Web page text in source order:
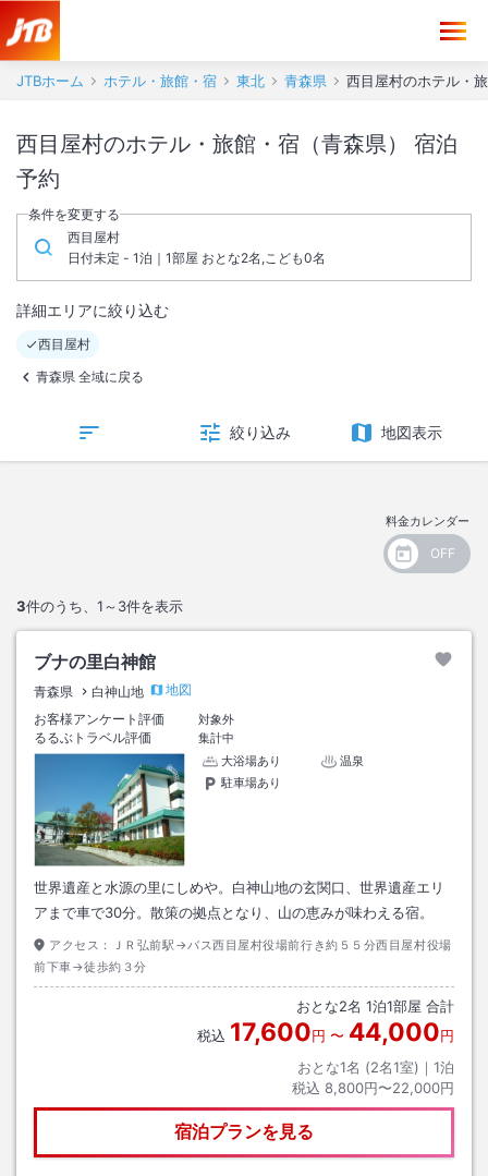
JTBホーム ホテル・旅館・宿 東北 青森県 西目屋村のホテル・
西目屋村のホテル・旅館・宿（青森県） 宿泊
予約
条件を変更する
西目屋村
日付未定 - 1泊｜1部屋 おとな2名,こども0名
詳細エリアに絞り込む
西目屋村
青森県 全域に戻る
絞り込み 地図表示
料金カレンダー
3件のうち、 1～3件を表示
ブナの里白神館
青森県 白神山地
地図
お客様アンケート評価
対象外
るるぶトラベル評価
集計中
大浴場あり
温泉
駐車場あり
世界遺産と水源の里にしめや。白神山地の玄関口、世界遺産エリ
アまで車で30分。散策の拠点となり、山の恵みが味わえる宿。
アクセス：
ＪＲ弘前駅→バス西目屋村役場前行き約５５分西目屋村役場
前下車→徒歩約３分
おとな2名 1泊1部屋 合計
税込 17,600円 〜 44,000円
おとな1名 (2名1室)｜ 1泊
税込 8,800円〜22,000円
宿泊プランを見る